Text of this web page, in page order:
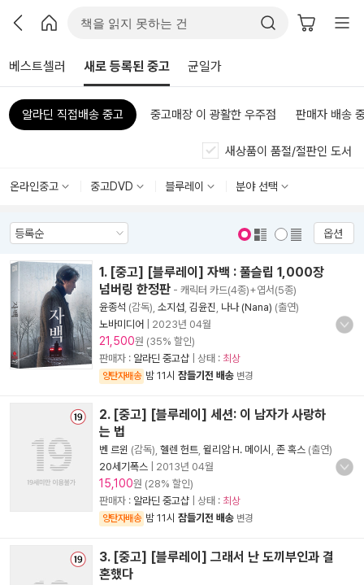
베스트셀러 새로 등록된 중고 균일가
알라딘 직접배송 중고 중고매장 이 광활한 우주점 판매자 배송
새상품이 품절/절판인 도서
온라인중고 중고DVD 블루레이 분야 선택
옵션
1. [중고] [블루레이] 자백 : 풀슬립 1,000장
넘버링 한정판 - 캐릭터 카드(4종)+엽서(5종)
윤종석 (감독), 소지섭 김윤진 나나 (Nana) (출연)
노바미디어
2023년 04월
21,500원 (35% 할인)
판매자 : 알라딘 중고샵 | 상태 : 최상
양탄자배송 밤 11시 잠들기전 배송 변경
2. [중고] [블루레이] 세션: 이 남자가 사랑하
는 법
벤 르윈 (감독), 헬렌 헌트 윌리암 H. 메이시 존 혹스 (출연)
20세기폭스
2013년 04월
15,100원 (28% 할인)
판매자 : 알라딘 중고샵 | 상태 : 최상
양탄자배송 밤 11시 잠들기전 배송 변경
3. [중고] [블루레이] 그래서 난 도끼부인과 결
혼했다